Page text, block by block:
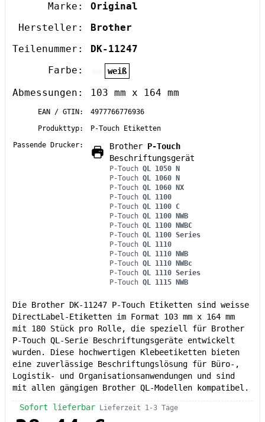
Marke:
Original
Hersteller:
Brother
Teilenummer:
DK-11247
Farbe:
weiß
Abmessungen: 103 mm x 164 mm
EAN / GTIN:
4977766776936
Produkttyp:
P-Touch Etiketten
Passende Drucker:
Brother P-Touch
Beschriftungsgerät
P-Touch QL 1050 N
P-Touch QL 1060 N
P-Touch QL 1060 NX
P-Touch QL 1100
P-Touch QL 1100 C
P-Touch QL 1100 NWB
P-Touch QL 1100 NWBC
P-Touch QL 1100 Series
P-Touch QL 1110
P-Touch QL 1110 NWB
P-Touch QL 1110 NWBc
P-Touch QL 1110 Series
P-Touch QL 1115 NWB
Die Brother DK-11247 P-Touch Etiketten sind weisse
DirectLabel-Etiketten im Format 103 mm x 164 mm
mit 180 Stück pro Rolle, die speziell für Brother
P-Touch QL-Serie Beschriftungsgeräte entwickelt
wurden. Diese hochwertigen Klebeetiketten bieten
eine zuverlässige Beschriftungslösung für Büro-,
Logistik- und Organisationsanwendungen und sind
mit allen gängigen Brother QL-Modellen kompatibel.
Sofort lieferbar Lieferzeit 1-3 Tage